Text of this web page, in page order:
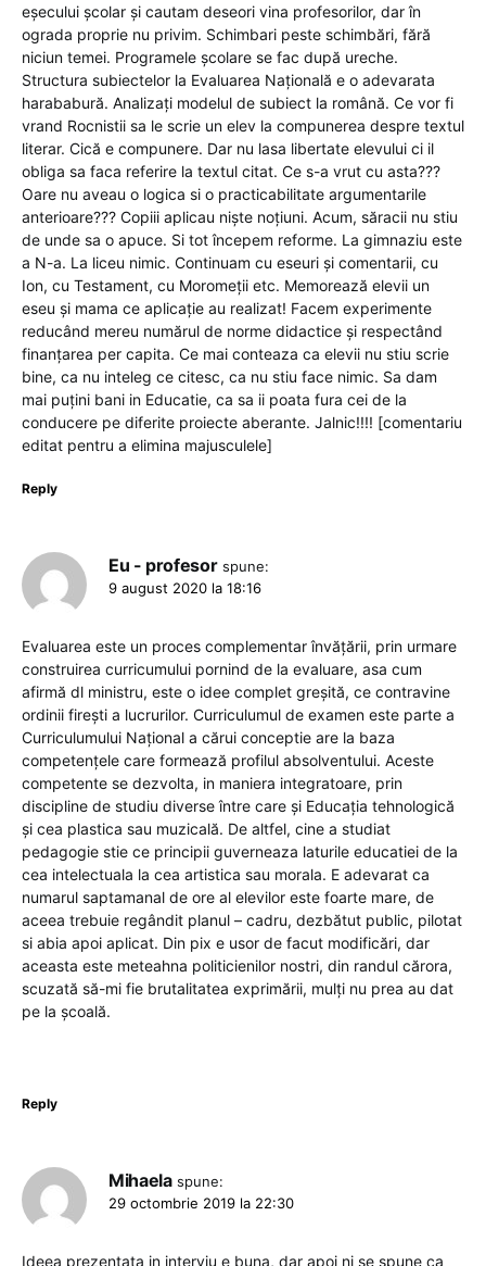
eșecului școlar și cautam deseori vina profesorilor, dar în
ograda proprie nu privim. Schimbari peste schimbări, fără
niciun temei. Programele școlare se fac după ureche.
Structura subiectelor la Evaluarea Națională e o adevarata
harababură. Analizați modelul de subiect la română. Ce vor fi
vrand Rocnistii sa le scrie un elev la compunerea despre textul
literar. Cică e compunere. Dar nu lasa libertate elevului ci il
obliga sa faca referire la textul citat. Ce s-a vrut cu asta???
Oare nu aveau o logica si o practicabilitate argumentarile
anterioare??? Copiii aplicau niște noțiuni. Acum, săracii nu stiu
de unde sa o apuce. Si tot începem reforme. La gimnaziu este
a N-a. La liceu nimic. Continuam cu eseuri și comentarii, cu
Ion, cu Testament, cu Moromeții etc. Memorează elevii un
eseu și mama ce aplicație au realizat! Facem experimente
reducând mereu numărul de norme didactice și respectând
finanțarea per capita. Ce mai conteaza ca elevii nu stiu scrie
bine, ca nu inteleg ce citesc, ca nu stiu face nimic. Sa dam
mai puțini bani in Educatie, ca sa ii poata fura cei de la
conducere pe diferite proiecte aberante. Jalnic!!!! [comentariu
editat pentru a elimina majusculele]
Reply
Eu - profesor spune:
9 august 2020 la 18:16
Evaluarea este un proces complementar învățării, prin urmare
construirea curricumului pornind de la evaluare, asa cum
afirmă dl ministru, este o idee complet greșită, ce contravine
ordinii firești a lucrurilor. Curriculumul de examen este parte a
Curriculumului Național a cărui conceptie are la baza
competențele care formează profilul absolventului. Aceste
competente se dezvolta, in maniera integratoare, prin
discipline de studiu diverse între care și Educația tehnologică
și cea plastica sau muzicală. De altfel, cine a studiat
pedagogie stie ce principii guverneaza laturile educatiei de la
cea intelectuala la cea artistica sau morala. E adevarat ca
numarul saptamanal de ore al elevilor este foarte mare, de
aceea trebuie regândit planul – cadru, dezbătut public, pilotat
si abia apoi aplicat. Din pix e usor de facut modificări, dar
aceasta este meteahna politicienilor nostri, din randul cărora,
scuzată să-mi fie brutalitatea exprimării, mulți nu prea au dat
pe la școală.
Reply
Mihaela spune:
29 octombrie 2019 la 22:30
Ideea prezentata in interviu e buna, dar apoi ni se spune ca